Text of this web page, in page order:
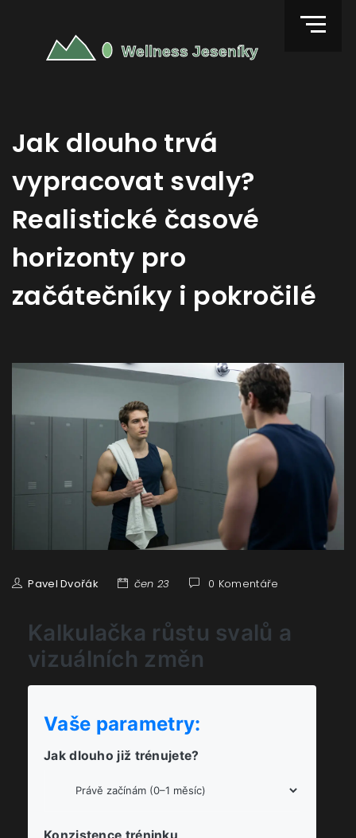
Jak dlouho trvá
vypracovat svaly?
Realistické časové
horizonty pro
začátečníky i pokročilé
Pavel Dvořák čen 23 0 Komentáře
Kalkulačka růstu svalů a
vizuálních změn
Vaše parametry:
Jak dlouho již trénujete?